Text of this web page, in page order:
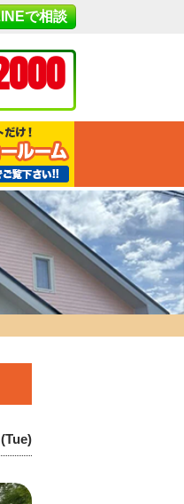
で相談